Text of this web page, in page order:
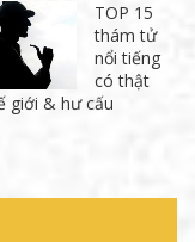
TOP 15
thám tử
nổi tiếng
có thật
giới & hư cấu